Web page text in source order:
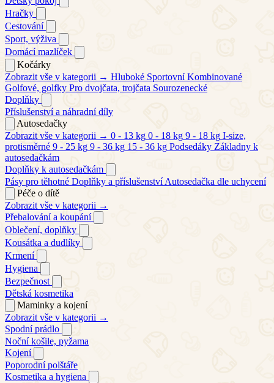
Hračky
Cestování
Sport, výživa
Domácí mazlíček
Kočárky
Zobrazit vše v kategorii → Hluboké Sportovní Kombinované
Golfové, golfky Pro dvojčata, trojčata Sourozenecké
Doplňky
Příslušenství a náhradní díly
Autosedačky
Zobrazit vše v kategorii → 0 - 13 kg 0 - 18 kg 9 - 18 kg I-size,
protisměrné 9 - 25 kg 9 - 36 kg 15 - 36 kg Podsedáky Základny k
autosedačkám
Doplňky k autosedačkám
Pásy pro těhotné Doplňky a příslušenství Autosedačka dle uchycení
Péče o dítě
Zobrazit vše v kategorii →
Přebalování a koupání
Oblečení, doplňky
Kousátka a dudlíky
Krmení
Hygiena
Bezpečnost
Dětská kosmetika
Maminky a kojení
Zobrazit vše v kategorii →
Spodní prádlo
Noční košile, pyžama
Kojení
Poporodní polštáře
Kosmetika a hygiena